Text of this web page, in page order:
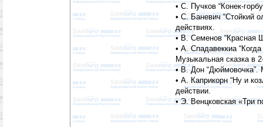
• С. Пучков “Конек-
• С. Баневич “Стойкий
действиях.
• В. Семенов “Красная
• А. Спадавеккиа
Музыкальная сказка в
• В. Дон
• А. Каприкорн “Ну и
действии.
• Э. Венцковская «Три